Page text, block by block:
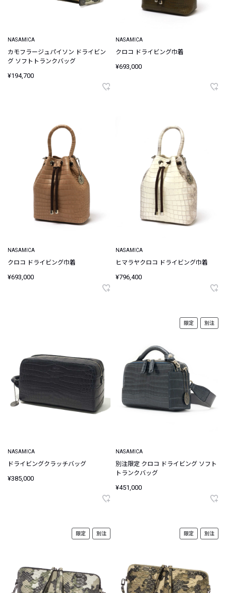
NASAMICA
カモフラージュパイソン ドライビン
グ ソフトトランクバッグ
¥194,700
NASAMICA
クロコ ドライビング巾着
¥693,000
NASAMICA
クロコ ドライビング巾着
¥693,000
NASAMICA
ヒマラヤクロコ ドライビング巾着
¥796,400
NASAMICA
ドライビングクラッチバッグ
¥385,000
限定 別注
NASAMICA
別注限定 クロコ ドライビング ソフト
トランクバッグ
¥451,000
限定 別注 限定 別注